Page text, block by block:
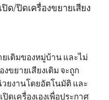
ด/ปิดเครื่องขยายเสียง
เดิมของหมู่บ้าน และไม่
ขยายเสียงเดิม จะถูก
ยงานโดยอัตโนมัติ และ
ดเครื่องเองเพื่อประกาศ